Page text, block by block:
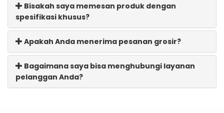
Bisakah saya memesan produk dengan
spesifikasi khusus?
Apakah Anda menerima pesanan grosir?
Bagaimana saya bisa menghubungi layanan
pelanggan Anda?